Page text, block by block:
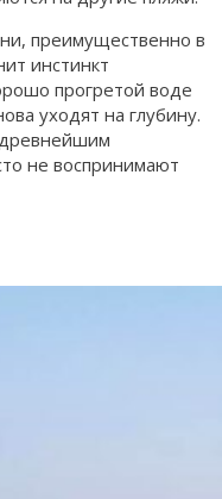
преимущественно в
инстинкт
прогретой воде
уходят на глубину.
не воспринимают